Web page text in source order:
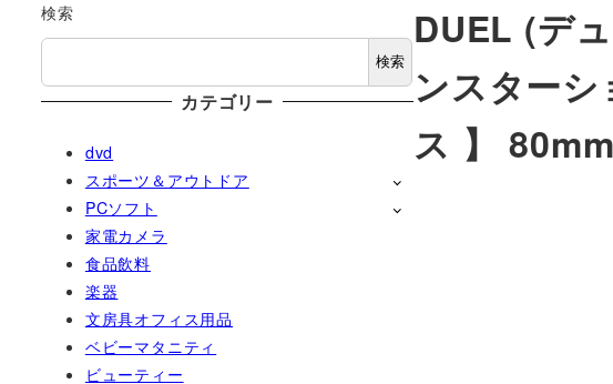
DUEL (デ
ンスター
ス 】
検索
検索
カテゴリー
dvd
スポーツ＆アウトドア
PCソフト
家電カメラ
食品飲料
楽器
文房具オフィス用品
ベビーマタニティ
ビューティー